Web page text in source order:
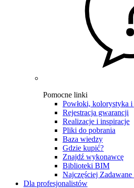
Pomocne linki
Powłoki, kolorystyka
Rejestracja gwarancji
Realizacje i inspiracje
Pliki do pobrania
Baza wiedzy
Gdzie kupić?
Znajdź wykonawcę
Biblioteki BIM
Najczęściej
Dla profesjonalistów